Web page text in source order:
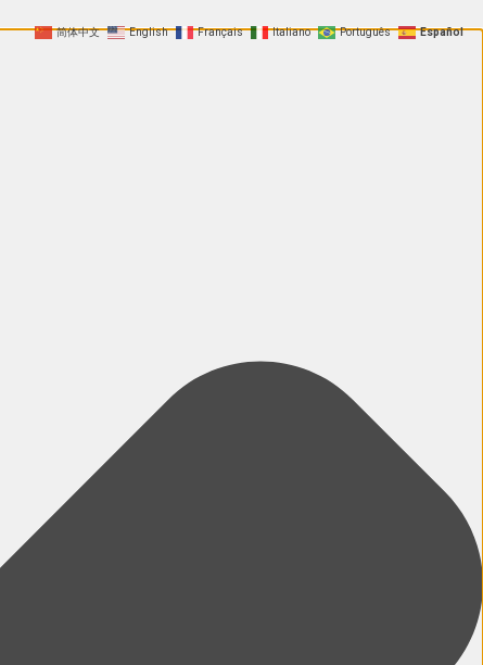
简体中文 English Français Italiano Português Español